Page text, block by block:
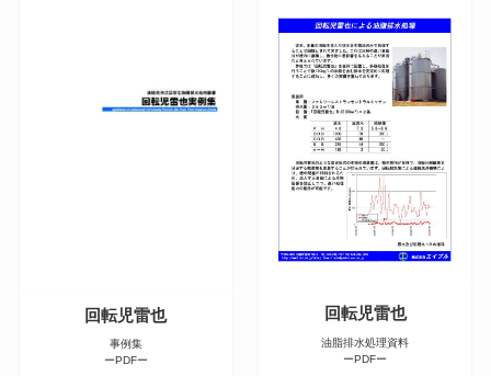
回転児雷也
事例集
ーPDFー
回転児雷也
油脂排水処理資料
ーPDFー